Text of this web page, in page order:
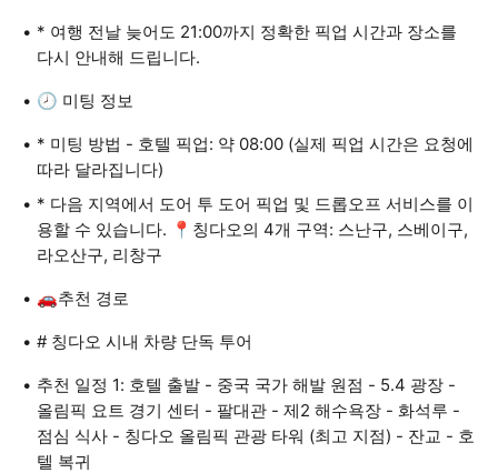
* 여행 전날 늦어도 21:00까지 정확한 픽업 시간과 장소를
다시 안내해 드립니다.
🕗 미팅 정보
* 미팅 방법 - 호텔 픽업: 약 08:00 (실제 픽업 시간은 요청에
따라 달라집니다)
* 다음 지역에서 도어 투 도어 픽업 및 드롭오프 서비스를 이
용할 수 있습니다. 📍칭다오의 4개 구역: 스난구, 스베이구,
라오산구, 리창구
🚗추천 경로
# 칭다오 시내 차량 단독 투어
추천 일정 1: 호텔 출발 - 중국 국가 해발 원점 - 5.4 광장 -
올림픽 요트 경기 센터 - 팔대관 - 제2 해수욕장 - 화석루 -
점심 식사 - 칭다오 올림픽 관광 타워 (최고 지점) - 잔교 - 호
텔 복귀